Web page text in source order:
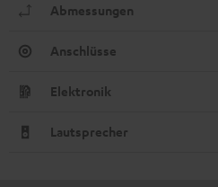
Abmessungen
Anschlüsse
Elektronik
Lautsprecher